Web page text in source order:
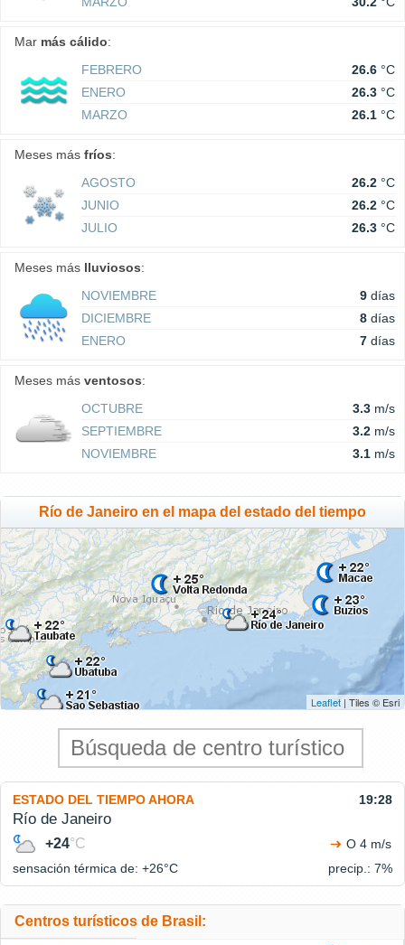
Mar más cálido:
FEBRERO
26.6 °C
ENERO
26.3 °C
MARZO
26.1 °C
Meses más fríos:
AGOSTO
26.2 °C
JUNIO
26.2 °C
JULIO
26.3 °C
Meses más lluviosos:
NOVIEMBRE
9 días
DICIEMBRE
8 días
ENERO
7 días
Meses más ventosos:
OCTUBRE
3.3 m/s
SEPTIEMBRE
3.2 m/s
NOVIEMBRE
3.1 m/s
Río de Janeiro en el mapa del estado del tiempo
Leaflet | Tiles © Esri
ESTADO DEL TIEMPO AHORA 19:28
Río de Janeiro
+24°C
O 4 m/s
sensación térmica de: +26°C precip.: 7%
Centros turísticos de Brasil: